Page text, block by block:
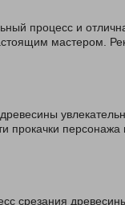
процесс и
мастером.
прокачки
срезания древесины